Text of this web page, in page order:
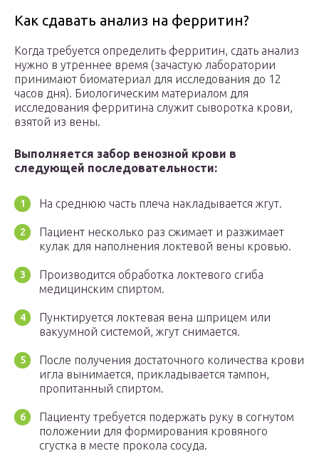
Как сдавать анализ на ферритин?
Когда требуется определить ферритин, сдать анализ
нужно в утреннее время (зачастую лаборатории
принимают биоматериал для исследования до 12
часов дня). Биологическим материалом для
исследования ферритина служит сыворотка крови,
взятой из вены.
Выполняется забор венозной крови в
следующей последовательности:
На среднюю часть плеча накладывается жгут.
Пациент несколько раз сжимает и разжимает
кулак для наполнения локтевой вены кровью.
Производится обработка локтевого сгиба
медицинским спиртом.
Пунктируется локтевая вена шприцем или
вакуумной системой, жгут снимается.
После получения достаточного количества крови
игла вынимается, прикладывается тампон,
пропитанный спиртом.
Пациенту требуется подержать руку в согнутом
положении для формирования кровяного
сгустка в месте прокола сосуда.